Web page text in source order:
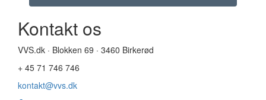
Kontakt os
VVS.dk · Blokken 69 · 3460 Birkerød
+ 45 71 746 746
kontakt@vvs.dk